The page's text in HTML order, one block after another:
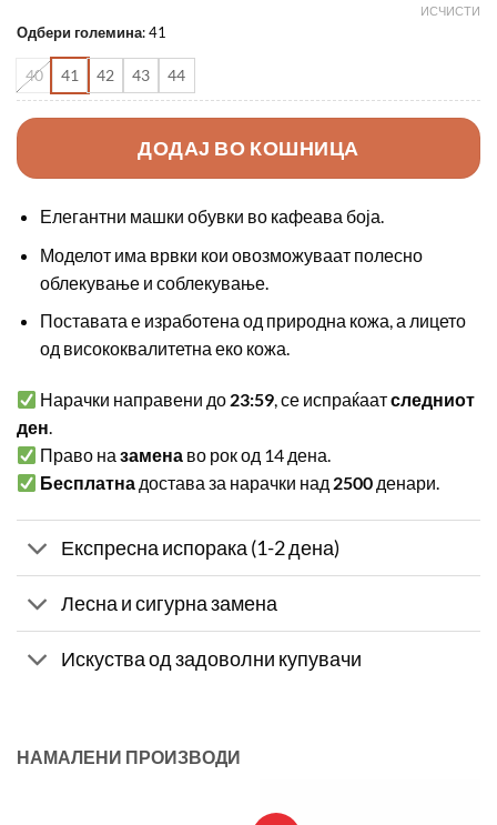
Одбери големина:41
40 41 42 43 44
ИСЧИСТИ
ДОДАЈ ВО КОШНИЦА
Елегантни машки обувки во кафеава боја.
Моделот има врвки кои овозможуваат полесно
облекување и соблекување.
Поставата е изработена од природна кожа, а лицето
од висококвалитетна еко кожа.
Нарачки направени до 23:59, се испраќаатследниот
ден.
Право назамена во рок од 14 дена.
Бесплатна достава за нарачки над 2500 денари.
Експресна испорака (1-2 дена)
Лесна и сигурна замена
Искуства од задоволни купувачи
НАМАЛЕНИ ПРОИЗВОДИ